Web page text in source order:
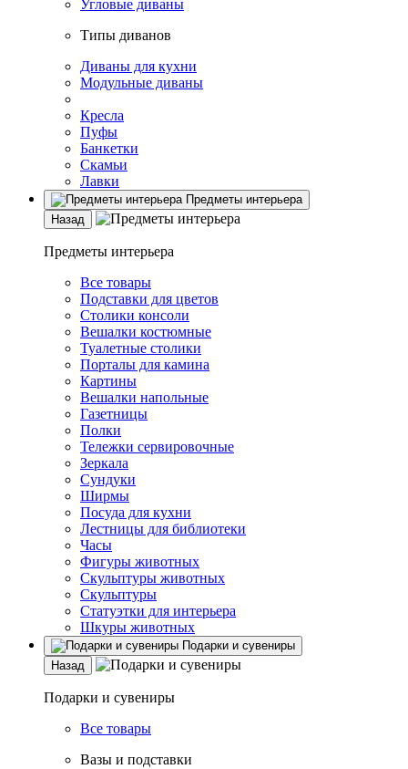
Угловые диваны
Типы диванов
Диваны для кухни
Модульные диваны
Кресла
Пуфы
Банкетки
Скамьи
Лавки
Предметы интерьера
Назад
Предметы интерьера
Все товары
Подставки для цветов
Столики консоли
Вешалки костюмные
Туалетные столики
Порталы для камина
Картины
Вешалки напольные
Газетницы
Полки
Тележки сервировочные
Зеркала
Сундуки
Ширмы
Посуда для кухни
Лестницы для библиотеки
Часы
Фигуры животных
Скульптуры животных
Скульптуры
Статуэтки для интерьера
Шкуры животных
Подарки и сувениры
Назад
Подарки и сувениры
Все товары
Вазы и подставки